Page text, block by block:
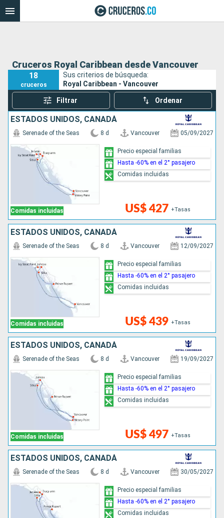
Cruceros Royal Caribbean desde Vancouver
18
cruceros
Sus criterios de búsqueda:
Royal Caribbean - Vancouver
Filtrar Ordenar
ESTADOS UNIDOS, CANADÁ
Comidas incluidas
Serenade of the Seas 8 d Vancouver 05/09/2027
US$ 427 +Tasas
Precio especial familias
Hasta -60% en el 2° pasajero
Comidas incluidas
ESTADOS UNIDOS, CANADÁ
Comidas incluidas
Serenade of the Seas 8 d Vancouver 12/09/2027
US$ 439 +Tasas
Precio especial familias
Hasta -60% en el 2° pasajero
Comidas incluidas
ESTADOS UNIDOS, CANADÁ
Comidas incluidas
Serenade of the Seas 8 d Vancouver 19/09/2027
US$ 497 +Tasas
Precio especial familias
Hasta -60% en el 2° pasajero
Comidas incluidas
ESTADOS UNIDOS, CANADÁ
Serenade of the Seas 8 d Vancouver 30/05/2027
Precio especial familias
Hasta -60% en el 2° pasajero
Comidas incluidas